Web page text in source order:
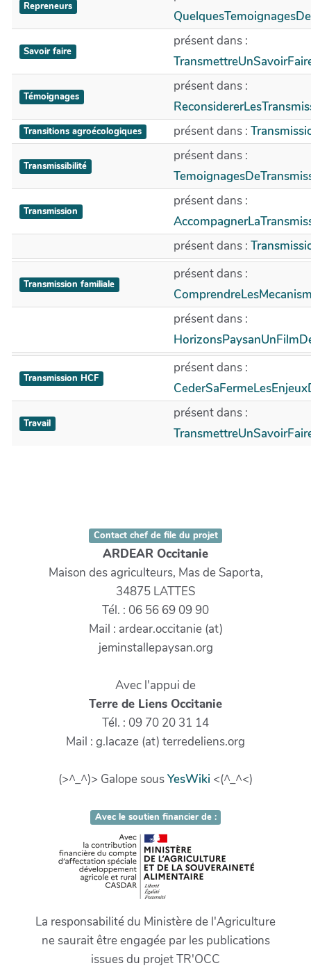
Repreneurs
Savoir faire
présent dans :
Témoignages
présent dans :
Transitions agroécologiques présent dans :
Transmissibilité
présent dans :
Transmission
présent dans :
présent dans :
Transmission familiale
présent dans :
présent dans :
Transmission HCF
présent dans :
Travail
présent dans :
Contact chef de file du projet
ARDEAR Occitanie
Maison des agriculteurs, Mas de Saporta,
34875 LATTES
Tél. : 06 56 69 09 90
Mail : ardear.occitanie (at)
jeminstallepaysan.org
Avec l'appui de
Terre de Liens Occitanie
Tél. : 09 70 20 31 14
Mail : g.lacaze (at) terredeliens.org
(>^_^)> Galope sousYesWiki <(^_^<)
Avec le soutien financier de :
La responsabilité du Ministère de l'Agriculture
ne saurait être engagée par les publications
issues du projet TR'OCC